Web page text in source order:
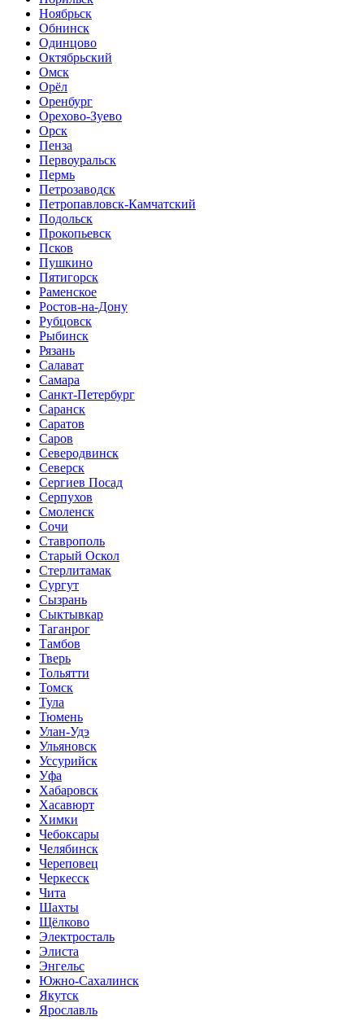
Ноябрьск
Обнинск
Одинцово
Октябрьский
Омск
Орёл
Оренбург
Орехово-Зуево
Орск
Пенза
Первоуральск
Пермь
Петрозаводск
Петропавловск-Камчатский
Подольск
Прокопьевск
Псков
Пушкино
Пятигорск
Раменское
Ростов-на-Дону
Рубцовск
Рыбинск
Рязань
Салават
Самара
Санкт-Петербург
Саранск
Саратов
Саров
Северодвинск
Северск
Сергиев Посад
Серпухов
Смоленск
Сочи
Ставрополь
Старый Оскол
Стерлитамак
Сургут
Сызрань
Сыктывкар
Таганрог
Тамбов
Тверь
Тольятти
Томск
Тула
Тюмень
Улан-Удэ
Ульяновск
Уссурийск
Уфа
Хабаровск
Хасавюрт
Химки
Чебоксары
Челябинск
Череповец
Черкесск
Чита
Шахты
Щёлково
Электросталь
Элиста
Энгельс
Южно-Сахалинск
Якутск
Ярославль